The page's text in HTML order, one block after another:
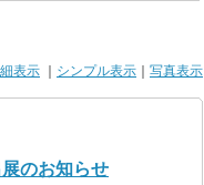
表示 シンプル表示 写真表示
のお知らせ